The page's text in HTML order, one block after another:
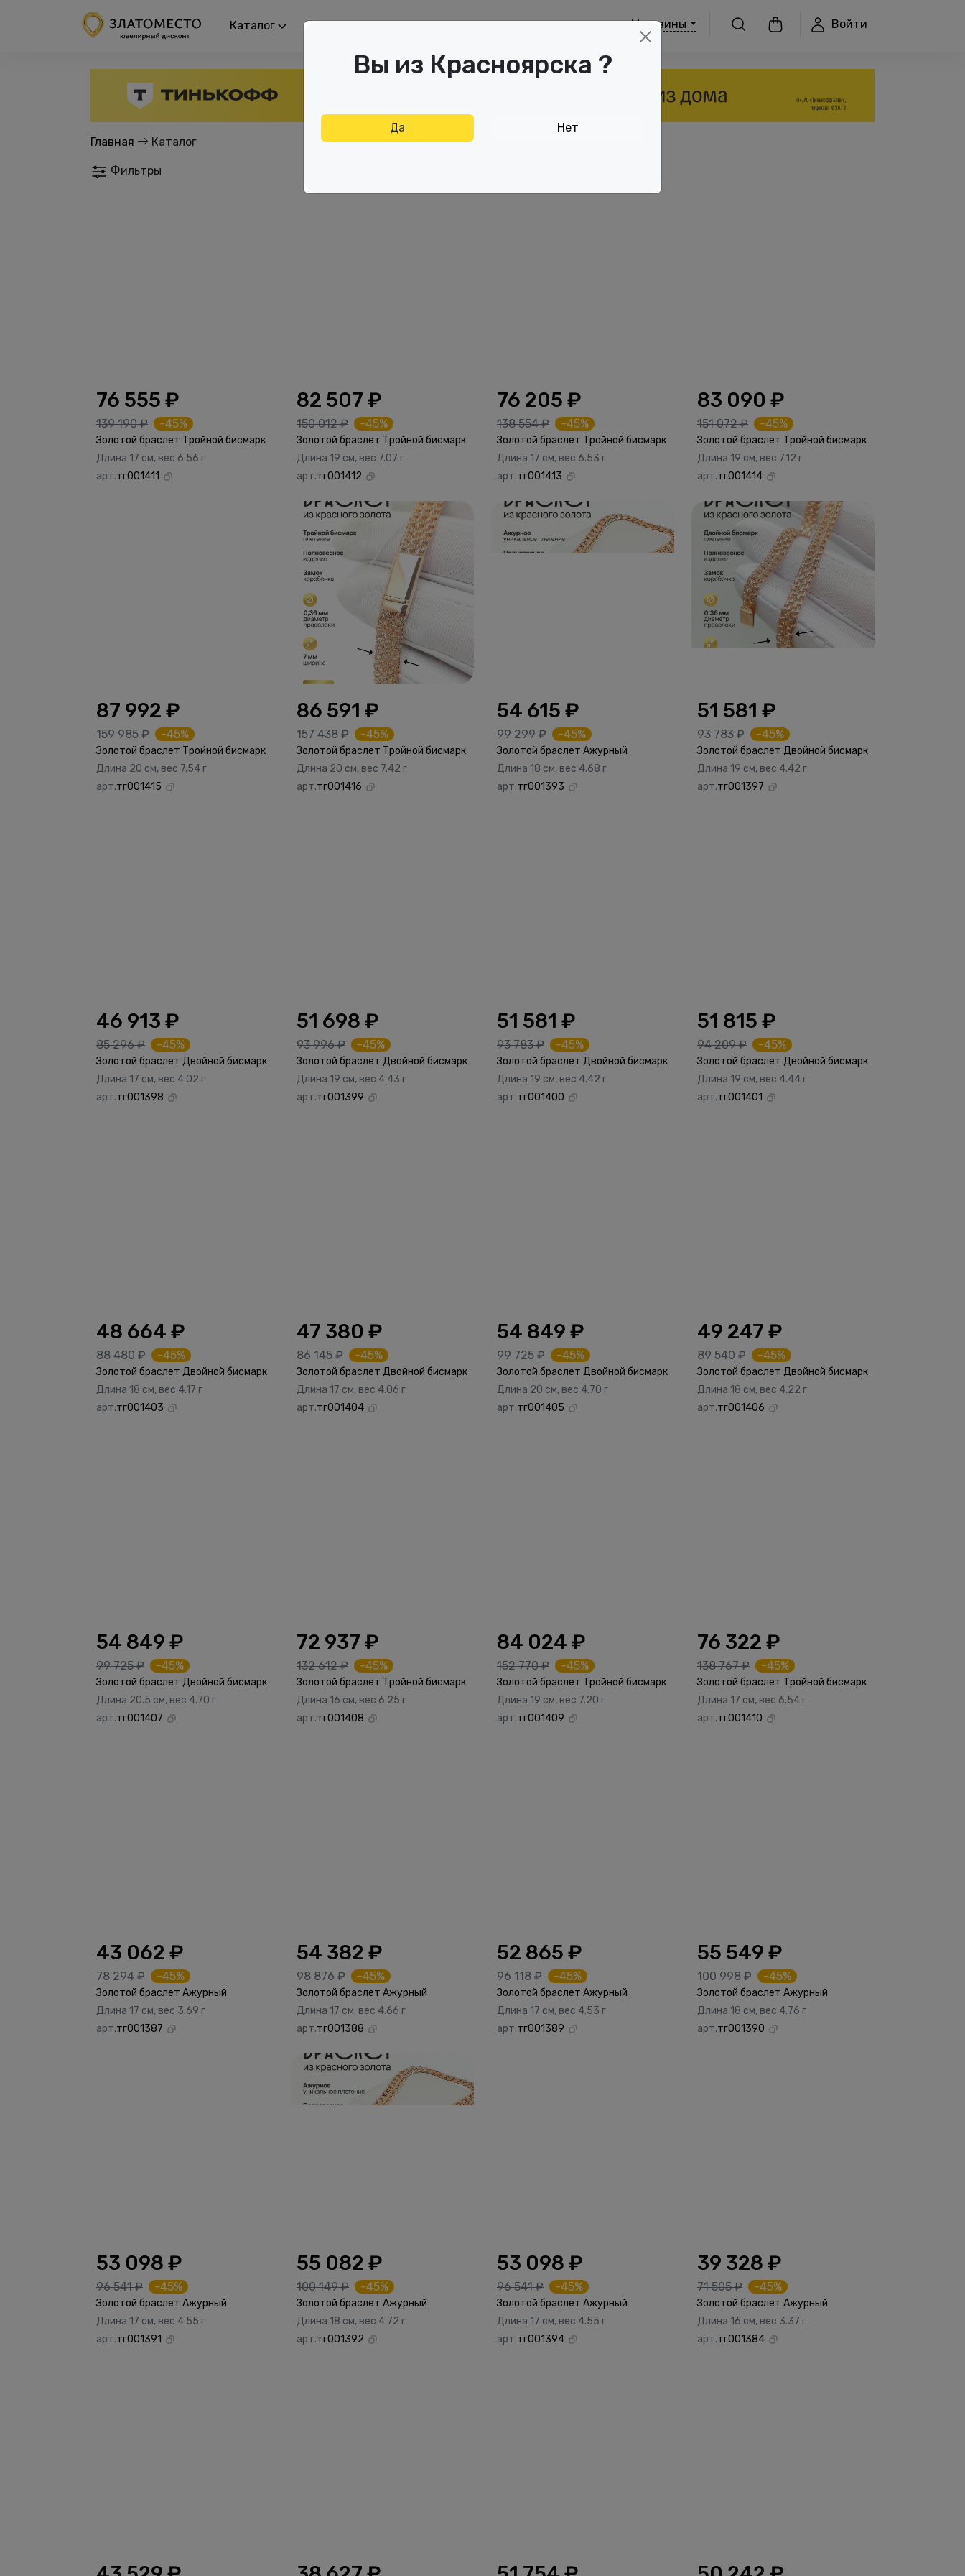
Каталог Распродажа Дисконтная карта Отзывы Магазины Войти
Главная Каталог
Фильтры
76 555 ₽
139 190 ₽ -45%
Золотой браслет Тройной бисмарк
Длина 17 см, вес 6.56 г
арт.тг001411
82 507 ₽
150 012 ₽ -45%
Золотой браслет Тройной бисмарк
Длина 19 см, вес 7.07 г
арт.тг001412
76 205 ₽
138 554 ₽ -45%
Золотой браслет Тройной бисмарк
Длина 17 см, вес 6.53 г
арт.тг001413
83 090 ₽
151 072 ₽ -45%
Золотой браслет Тройной бисмарк
Длина 19 см, вес 7.12 г
арт.тг001414
87 992 ₽
159 985 ₽ -45%
Золотой браслет Тройной бисмарк
Длина 20 см, вес 7.54 г
арт.тг001415
86 591 ₽
157 438 ₽ -45%
Золотой браслет Тройной бисмарк
Длина 20 см, вес 7.42 г
арт.тг001416
54 615 ₽
99 299 ₽ -45%
Золотой браслет Ажурный
Длина 18 см, вес 4.68 г
арт.тг001393
51 581 ₽
93 783 ₽ -45%
Золотой браслет Двойной бисмарк
Длина 19 см, вес 4.42 г
арт.тг001397
46 913 ₽
85 296 ₽ -45%
Золотой браслет Двойной бисмарк
Длина 17 см, вес 4.02 г
арт.тг001398
51 698 ₽
93 996 ₽ -45%
Золотой браслет Двойной бисмарк
Длина 19 см, вес 4.43 г
арт.тг001399
51 581 ₽
93 783 ₽ -45%
Золотой браслет Двойной бисмарк
Длина 19 см, вес 4.42 г
арт.тг001400
51 815 ₽
94 209 ₽ -45%
Золотой браслет Двойной бисмарк
Длина 19 см, вес 4.44 г
арт.тг001401
48 664 ₽
88 480 ₽ -45%
Золотой браслет Двойной бисмарк
Длина 18 см, вес 4.17 г
арт.тг001403
47 380 ₽
86 145 ₽ -45%
Золотой браслет Двойной бисмарк
Длина 17 см, вес 4.06 г
арт.тг001404
54 849 ₽
99 725 ₽ -45%
Золотой браслет Двойной бисмарк
Длина 20 см, вес 4.70 г
арт.тг001405
49 247 ₽
89 540 ₽ -45%
Золотой браслет Двойной бисмарк
Длина 18 см, вес 4.22 г
арт.тг001406
54 849 ₽
99 725 ₽ -45%
Золотой браслет Двойной бисмарк
Длина 20.5 см, вес 4.70 г
арт.тг001407
72 937 ₽
132 612 ₽ -45%
Золотой браслет Тройной бисмарк
Длина 16 см, вес 6.25 г
арт.тг001408
84 024 ₽
152 770 ₽ -45%
Золотой браслет Тройной бисмарк
Длина 19 см, вес 7.20 г
арт.тг001409
76 322 ₽
138 767 ₽ -45%
Золотой браслет Тройной бисмарк
Длина 17 см, вес 6.54 г
арт.тг001410
43 062 ₽
78 294 ₽ -45%
Золотой браслет Ажурный
Длина 17 см, вес 3.69 г
арт.тг001387
54 382 ₽
98 876 ₽ -45%
Золотой браслет Ажурный
Длина 17 см, вес 4.66 г
арт.тг001388
52 865 ₽
96 118 ₽ -45%
Золотой браслет Ажурный
Длина 17 см, вес 4.53 г
арт.тг001389
55 549 ₽
100 998 ₽ -45%
Золотой браслет Ажурный
Длина 18 см, вес 4.76 г
арт.тг001390
53 098 ₽
96 541 ₽ -45%
Золотой браслет Ажурный
Длина 17 см, вес 4.55 г
арт.тг001391
55 082 ₽
100 149 ₽ -45%
Золотой браслет Ажурный
Длина 18 см, вес 4.72 г
арт.тг001392
53 098 ₽
96 541 ₽ -45%
Золотой браслет Ажурный
Длина 17 см, вес 4.55 г
арт.тг001394
39 328 ₽
71 505 ₽ -45%
Золотой браслет Ажурный
Длина 16 см, вес 3.37 г
арт.тг001384
Вы из Красноярска ?
Да Нет